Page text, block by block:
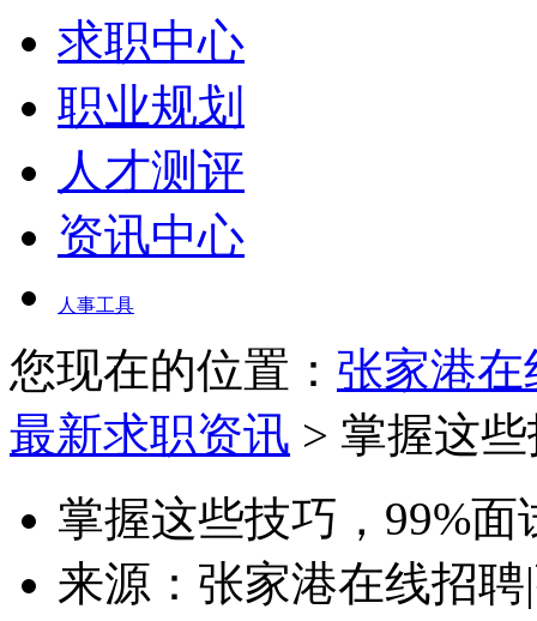
求职中心
职业规划
人才测评
资讯中心
人事工具
您现在的位置： 张家港
最新求职资讯 > 掌握这
掌握这些技巧，99%面
来源： 张家港在线招